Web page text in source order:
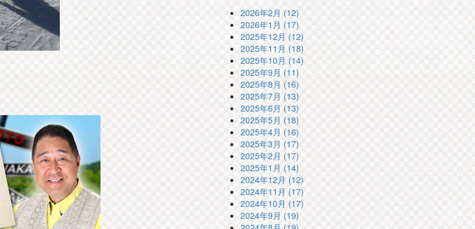
2026年2月 (12)
2026年1月 (17)
2025年12月 (12)
2025年11月 (18)
2025年10月 (14)
2025年9月 (11)
2025年8月 (16)
2025年7月 (13)
2025年6月 (13)
2025年5月 (18)
2025年4月 (16)
2025年3月 (17)
2025年2月 (17)
2025年1月 (14)
2024年12月 (12)
2024年11月 (17)
2024年10月 (17)
2024年9月 (19)